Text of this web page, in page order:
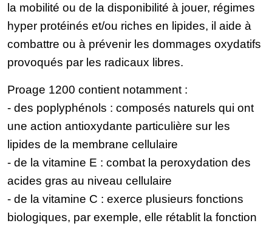
la mobilité ou de la disponibilité à jouer, régimes
hyper protéinés et/ou riches en lipides, il aide à
combattre ou à prévenir les dommages oxydatifs
provoqués par les radicaux libres.
Proage 1200 contient notamment :
- des poplyphénols : composés naturels qui ont
une action antioxydante particulière sur les
lipides de la membrane cellulaire
- de la vitamine E : combat la peroxydation des
acides gras au niveau cellulaire
- de la vitamine C : exerce plusieurs fonctions
biologiques, par exemple, elle rétablit la fonction